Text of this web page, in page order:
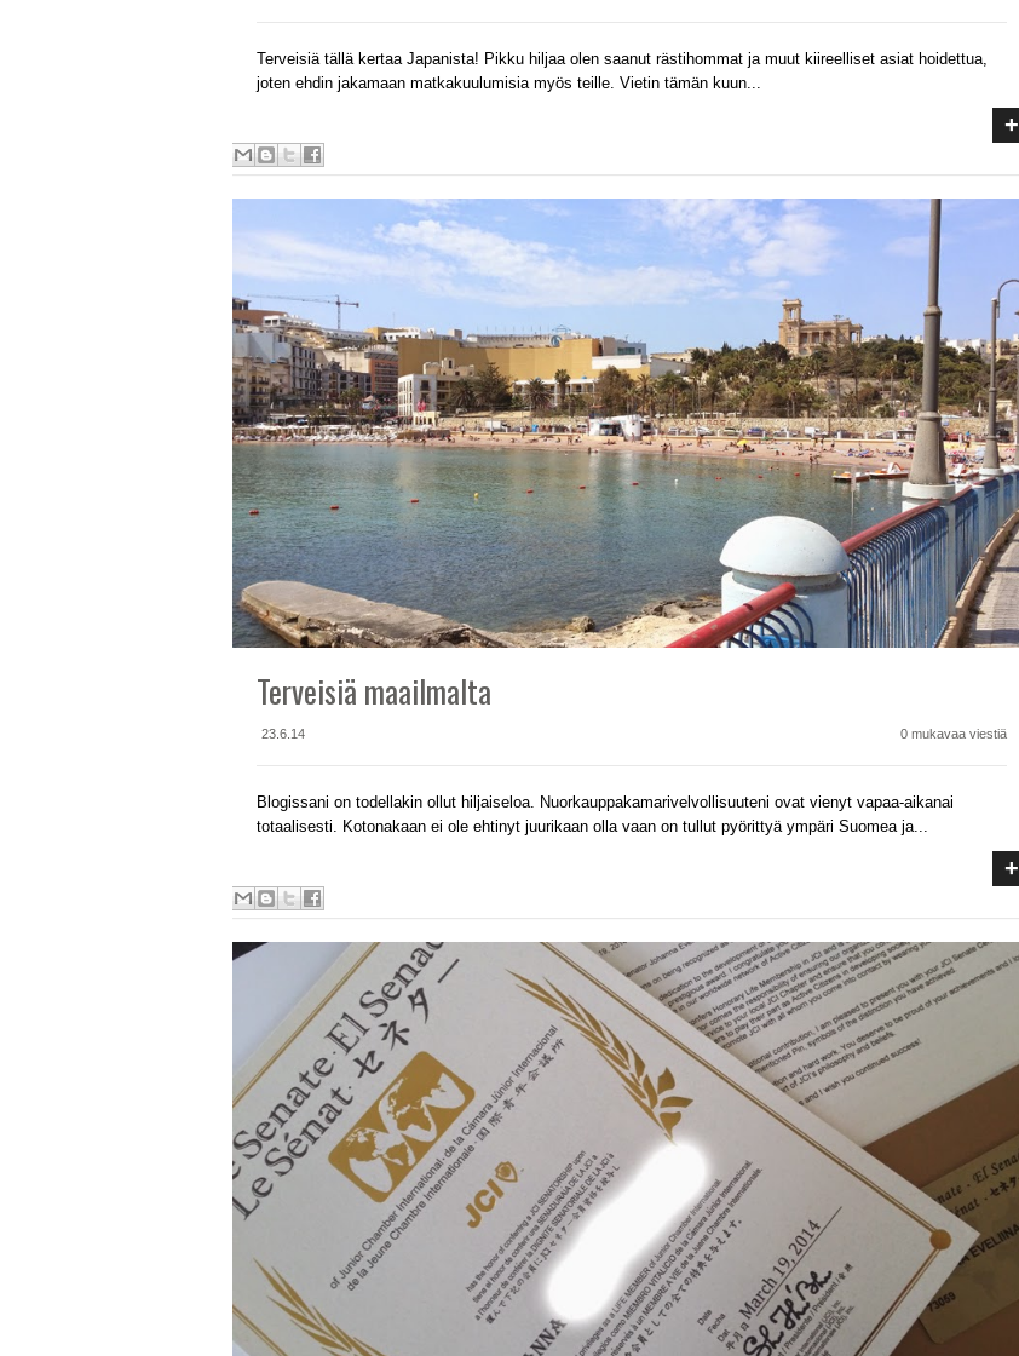
Terveisiä tällä kertaa Japanista! Pikku hiljaa olen saanut rästihommat ja muut kiireelliset asiat hoidettua,
joten ehdin jakamaan matkakuulumisia myös teille. Vietin tämän kuun...
+
Terveisiä maailmalta
23.6.14 0 mukavaa viestiä
Blogissani on todellakin ollut hiljaiseloa. Nuorkauppakamarivelvollisuuteni ovat vienyt vapaa-aikanai
totaalisesti. Kotonakaan ei ole ehtinyt juurikaan olla vaan on tullut pyörittyä ympäri Suomea ja...
+